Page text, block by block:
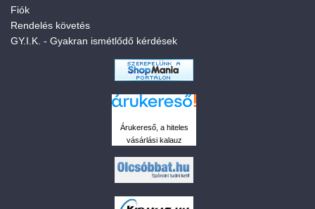
Fiók
Rendelés követés
GY.I.K. - Gyakran ismétlődő kérdések
Árukereső, a hiteles
vásárlási kalauz